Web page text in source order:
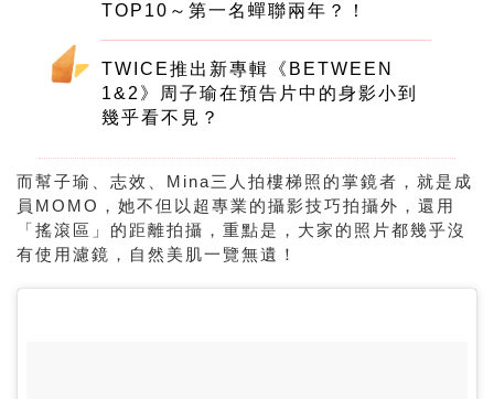
TOP10～第一名蟬聯兩年？！
TWICE推出新專輯《BETWEEN
1&2》周子瑜在預告片中的身影小到
幾乎看不見？
而幫子瑜、志效、 Mina三人拍樓梯照的掌鏡者，就是成
員 MOMO ，她不但以超專業的攝影技巧拍攝外，還用
「搖滾區」的距離拍攝，重點是，大家的照片都幾乎沒
有使用濾鏡，自然美肌一覽無遺！